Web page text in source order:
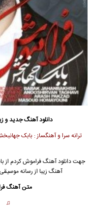
دانلود آهنگ جدیدو
ترانه سرا و آهنگساز : بابک
جهت دانلود آهنگ فراموش کردم از
آهنگ زیبا از رسانه
متن آهنگ
♫